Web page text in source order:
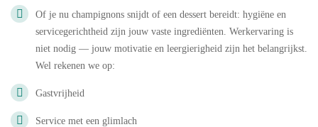
Of je nu champignons snijdt of een dessert bereidt: hygiëne en
servicegerichtheid zijn jouw vaste ingrediënten. Werkervaring is
niet nodig — jouw motivatie en leergierigheid zijn het belangrijkst.
Wel rekenen we op:
Gastvrijheid
Service met een glimlach